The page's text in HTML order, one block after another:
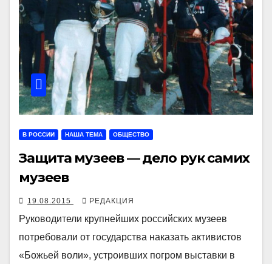
В РОССИИ НАША ТЕМА ОБЩЕСТВО
Защита музеев — дело рук самих
музеев
19.08.2015 РЕДАКЦИЯ
Руководители крупнейших российских музеев
потребовали от государства наказать активистов
«Божьей воли», устроивших погром выставки в